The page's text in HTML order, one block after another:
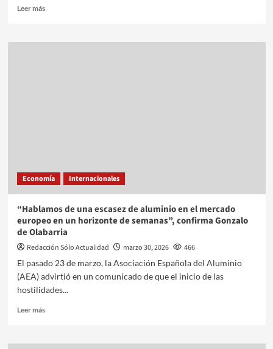
Leer más
Economía Internacionales
“Hablamos de una escasez de aluminio en el mercado
europeo en un horizonte de semanas”, confirma Gonzalo
de Olabarria
Redacción Sólo Actualidad marzo 30, 2026
466
El pasado 23 de marzo, la Asociación Española del Aluminio
(AEA) advirtió en un comunicado de que el inicio de las
hostilidades...
Leer más